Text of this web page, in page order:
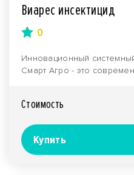
Виарес инсектицид
0
Инновационный
Смарт Агро - это
Стоимость
Купить